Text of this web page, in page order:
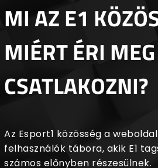
MI AZ E1
MIÉRT ÉRI MEG
CSATLAKOZNI?
Az Esport1 közösség a
felhasználók tábora, akik E1
számos előnyben részesülnek.